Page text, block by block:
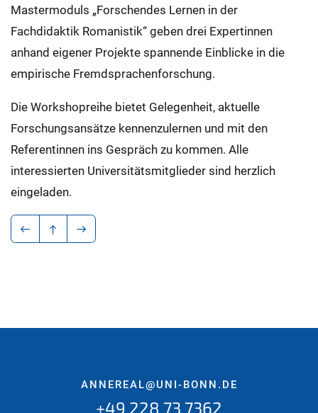
Mastermoduls „Forschendes Lernen in der
Fachdidaktik Romanistik“ geben drei Expertinnen
anhand eigener Projekte spannende Einblicke in die
empirische Fremdsprachenforschung.
Die Workshopreihe bietet Gelegenheit, aktuelle
Forschungsansätze kennenzulernen und mit den
Referentinnen ins Gespräch zu kommen. Alle
interessierten Universitätsmitglieder sind herzlich
eingeladen.
ANNEREAL@UNI-BONN.DE
+49 228 73 7362